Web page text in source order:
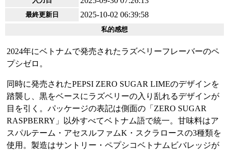
最終更新日 2025-10-02 06:39:58
私的感想
2024年にベトナムで発売されたラズベリーフレーバーのペ
プシゼロ。
同時に発売されたPEPSI ZERO SUGAR LIMEのデザインを
踏襲し、黒をベースにラズベリーの入り乱れるデザインが
目を引く。パッケージの表記は側面の「ZERO SUGAR
RASPBERRY」以外すべてベトナム語で統一。甘味料はア
スパルテーム・アセスルファムK・スクラロースの3種類を
使用。製造はサントリー・ペプシコベトナムビバレッジが